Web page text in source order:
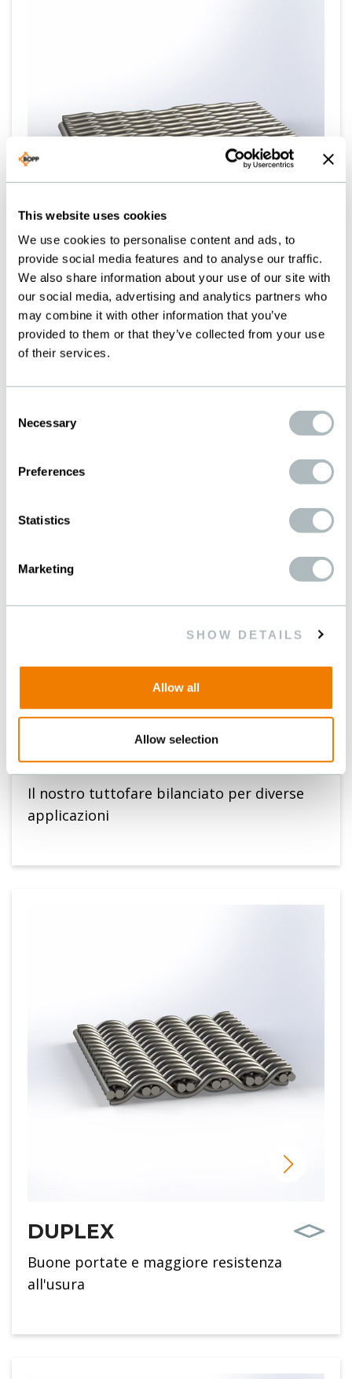
This website uses cookies
We use cookies to personalise content and ads, to
provide social media features and to analyse our traffic.
We also share information about your use of our site with
our social media, advertising and analytics partners who
may combine it with other information that you’ve
provided to them or that they’ve collected from your use
of their services.
Selection
Necessary
Preferences
Statistics
Marketing
SHOW DETAILS
Allow all
Allow selection
TESSUTO TOURAILLE
Maglie per la filtrazione con cinque strati
TESSITURA REPS
Il nostro tuttofare bilanciato per diverse
applicazioni
DUPLEX
Buone portate e maggiore resistenza
all'usura